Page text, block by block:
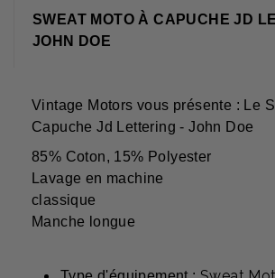
SWEAT MOTO À CAPUCHE JD
JOHN DOE
Vintage Motors vous présente : Le
Capuche Jd Lettering - John Doe
85% Coton, 15% Polyester
Lavage en machine
classique
Manche longue